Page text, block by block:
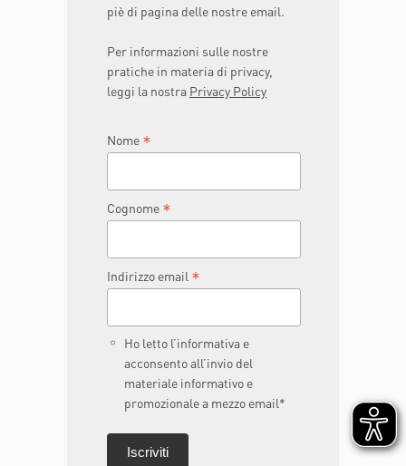
piè di pagina delle nostre email.
Per informazioni sulle nostre
pratiche in materia di privacy,
leggi la nostra Privacy Policy
Nome *
Cognome *
Indirizzo email *
Ho letto l’informativa e
acconsento all’invio del
materiale informativo e
promozionale a mezzo email*